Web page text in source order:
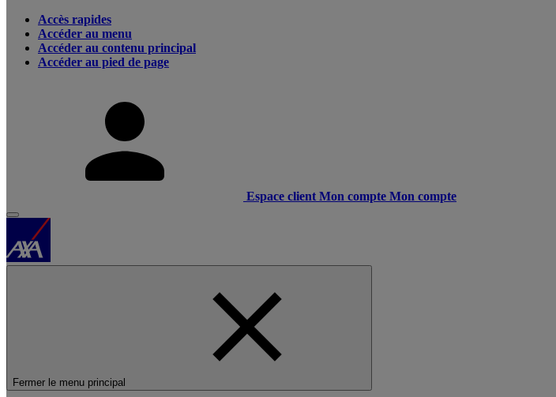
Accès rapides
Accéder au menu
Accéder au contenu principal
Accéder au pied de page
Espace client Mon compte Mon compte
Fermer le menu principal